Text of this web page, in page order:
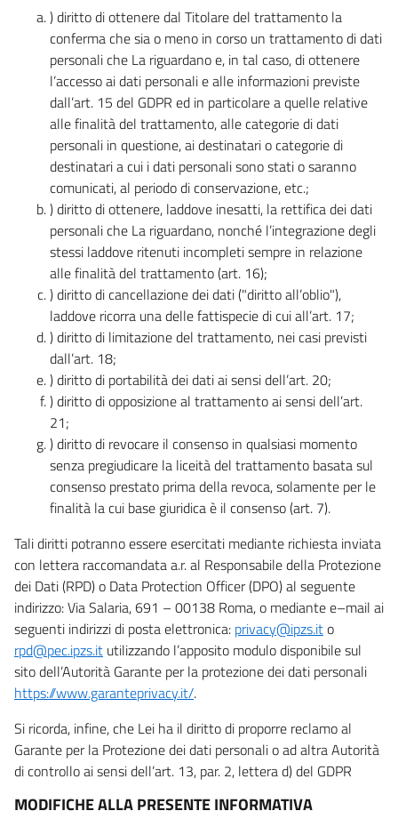
) diritto di ottenere dal Titolare del trattamento la
conferma che sia o meno in corso un trattamento di dati
personali che La riguardano e, in tal caso, di ottenere
l’accesso ai dati personali e alle informazioni previste
dall’art. 15 del GDPR ed in particolare a quelle relative
alle finalità del trattamento, alle categorie di dati
personali in questione, ai destinatari o categorie di
destinatari a cui i dati personali sono stati o saranno
comunicati, al periodo di conservazione, etc.;
) diritto di ottenere, laddove inesatti, la rettifica dei dati
personali che La riguardano, nonché l’integrazione degli
stessi laddove ritenuti incompleti sempre in relazione
alle finalità del trattamento (art. 16);
) diritto di cancellazione dei dati ("diritto all’oblio"),
laddove ricorra una delle fattispecie di cui all’art. 17;
) diritto di limitazione del trattamento, nei casi previsti
dall’art. 18;
) diritto di portabilità dei dati ai sensi dell’art. 20;
) diritto di opposizione al trattamento ai sensi dell’art.
21;
) diritto di revocare il consenso in qualsiasi momento
senza pregiudicare la liceità del trattamento basata sul
consenso prestato prima della revoca, solamente per le
finalità la cui base giuridica è il consenso (art. 7).
Tali diritti potranno essere esercitati mediante richiesta inviata
con lettera raccomandata a.r. al Responsabile della Protezione
dei Dati (RPD) o Data Protection Officer (DPO) al seguente
indirizzo: Via Salaria, 691 – 00138 Roma, o mediante e–mail ai
seguenti indirizzi di posta elettronica: privacy@ipzs.ito
rpd@pec.ipzs.it utilizzando l’apposito modulo disponibile sul
sito dell’Autorità Garante per la protezione dei dati personali
https://www.garanteprivacy.it/.
Si ricorda, infine, che Lei ha il diritto di proporre reclamo al
Garante per la Protezione dei dati personali o ad altra Autorità
di controllo ai sensi dell’art. 13, par. 2, lettera d) del GDPR
MODIFICHE ALLA PRESENTE INFORMATIVA